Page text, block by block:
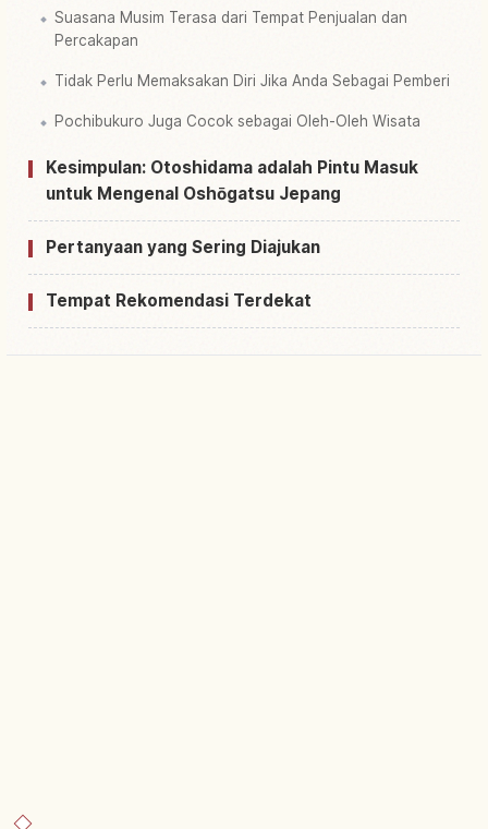
Suasana Musim Terasa dari Tempat Penjualan dan
Percakapan
Tidak Perlu Memaksakan Diri Jika Anda Sebagai Pemberi
Pochibukuro Juga Cocok sebagai Oleh-Oleh Wisata
Kesimpulan: Otoshidama adalah Pintu Masuk
untuk Mengenal Oshōgatsu Jepang
Pertanyaan yang Sering Diajukan
Tempat Rekomendasi Terdekat